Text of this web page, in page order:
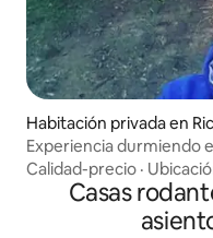
Habitación privada en
Experiencia durmiendo
Calidad-precio ·
Casas